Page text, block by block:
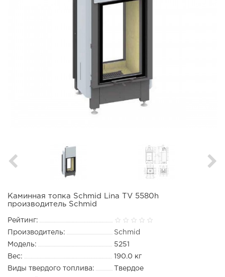
Каминная топка Schmid Lina TV 5580h
производитель Schmid
Рейтинг:
Производитель:
Schmid
Модель:
5251
Вес:
190.0 кг
Виды твердого топлива:
Твердое